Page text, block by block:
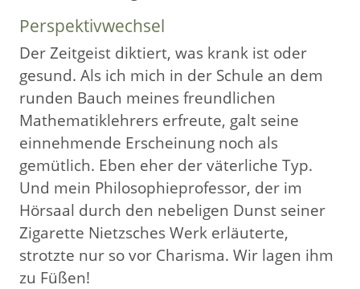
Perspektivwechsel
Der Zeitgeist diktiert, was krank ist oder
gesund. Als ich mich in der Schule an dem
runden Bauch meines freundlichen
Mathematiklehrers erfreute, galt seine
einnehmende Erscheinung noch als
gemütlich. Eben eher der väterliche Typ.
Und mein Philosophieprofessor, der im
Hörsaal durch den nebeligen Dunst seiner
Zigarette Nietzsches Werk erläuterte,
strotzte nur so vor Charisma. Wir lagen ihm
zu Füßen!